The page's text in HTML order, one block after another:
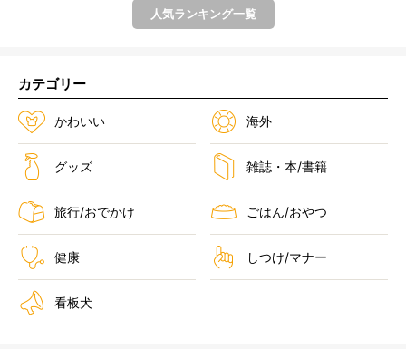
人気ランキング一覧
カテゴリー
かわいい 海外
グッズ 雑誌・本/書籍
旅行/おでかけ ごはん/おやつ
健康 しつけ/マナー
看板犬